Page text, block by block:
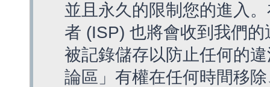
並且永久的限制您的進入
者 (ISP) 也將會收到我們
被記錄儲存以防止任何的
論區」有權在任何時間移